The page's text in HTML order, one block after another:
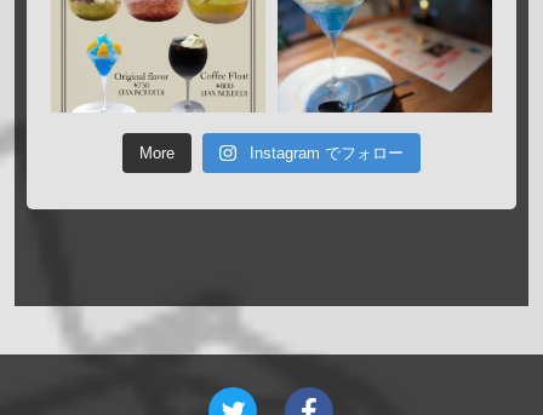
More Instagram でフォロー